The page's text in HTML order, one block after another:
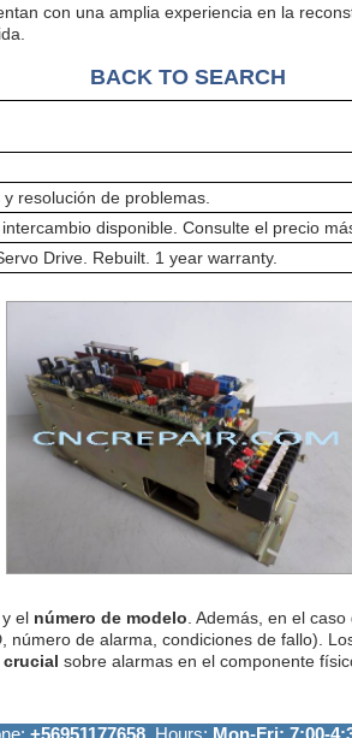
con una amplia experiencia en la
BACK TO SEARCH
resolución de problemas.
disponible. Consulte el precio
Drive. Rebuilt. 1 year warranty.
el número de modelo . Además, en el
número de alarma, condiciones de fallo).
crucial sobre alarmas en el componente
+56951177658 Hours: Mon-Fri: 7:00-